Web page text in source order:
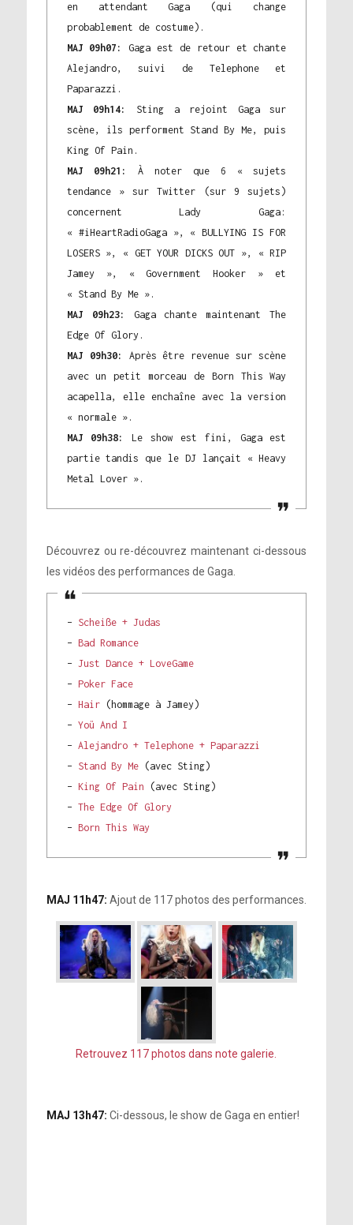
en attendant Gaga (qui change
probablement de costume).
MAJ 09h07:
Gaga est de retour et chante
Alejandro, suivi de Telephone et
Paparazzi.
MAJ 09h14:
Sting a rejoint Gaga sur
scène, ils performent Stand By Me, puis
King Of Pain.
MAJ 09h21:
À noter que 6 « sujets
tendance » sur Twitter (sur 9 sujets)
concernent Lady Gaga:
« #iHeartRadioGaga », « BULLYING IS FOR
LOSERS », « GET YOUR DICKS OUT », « RIP
Jamey », « Government Hooker » et
« Stand By Me ».
MAJ 09h23: Gaga chante maintenant The
Edge Of Glory.
MAJ 09h30:
Après être revenue sur scène
avec un petit morceau de Born This Way
acapella, elle enchaîne avec la version
« normale ».
MAJ 09h38:
Le show est fini, Gaga est
partie tandis que le DJ lançait « Heavy
Metal Lover ».
Découvrez ou re-découvrez maintenant ci-dessous
les vidéos des performances de Gaga.
– Scheiße + Judas
– Bad Romance
– Just Dance + LoveGame
– Poker Face
– Hair(hommage à Jamey)
– Yoü And I
– Alejandro + Telephone + Paparazzi
– Stand By Me(avec Sting)
– King Of Pain (avec Sting)
– The Edge Of Glory
– Born This Way
MAJ 11h47: Ajout de 117 photos des performances.
Retrouvez 117 photos dans note galerie.
MAJ 13h47: Ci-dessous, le show de Gaga en entier!